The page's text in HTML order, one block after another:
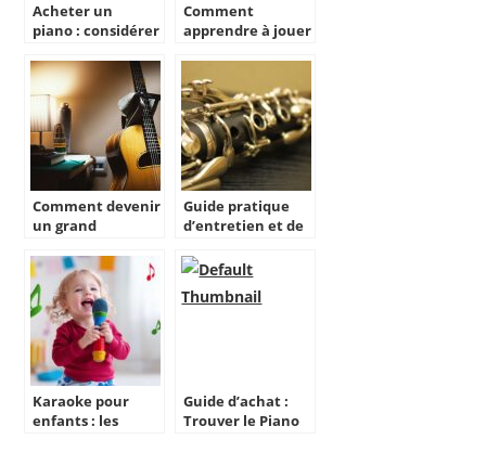
Acheter un
piano : considérer
tension des
cordes et la table
du piano
Comment
apprendre à jouer
Comment devenir
un grand
manouche ?
Guide pratique
d’entretien et de
pour la
Clarinette
Karaoke pour
enfants : les
Guide d’achat :
Trouver le Piano